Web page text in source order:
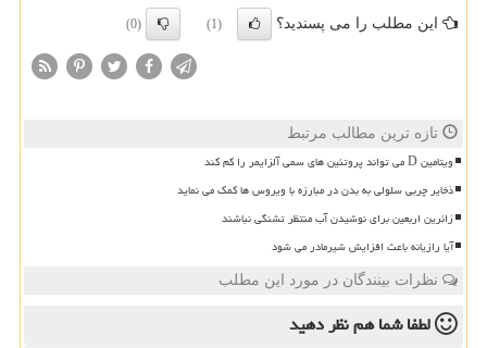
این مطلب را می پسندید؟ (1)
(0)
تازه ترین مطالب مرتبط
ویتامین D می تواند پروتئین های سمی آلزایمر را کم کند
ذخایر چربی سلولی به بدن در مبارزه با ویروس ها کمک می نماید
زائرین اربعین برای نوشیدن آب منتظر تشنگی نباشند
آیا رازیانه باعث افزایش شیرمادر می شود
نظرات بینندگان در مورد این مطلب
لطفا شما همنظر دهید